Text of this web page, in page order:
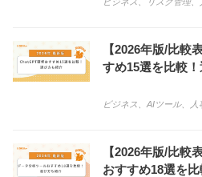
【2026年版/比較
すめ15選を比較
ビジネス AIツール、 人
【2026年版/比較
おすすめ18選を